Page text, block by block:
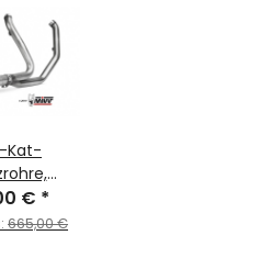
Kat-
mit
und
€ *
665,00 €